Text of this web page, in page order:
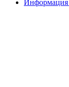
Информация